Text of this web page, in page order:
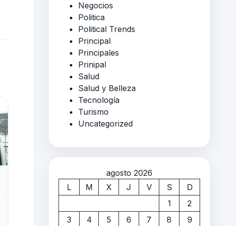
Negocios
Politica
Political Trends
Principal
Principales
Prinipal
Salud
Salud y Belleza
Tecnología
Turismo
Uncategorized
agosto 2026
L
M X J V S
D
1
2
3
4 5 6 7 8
9